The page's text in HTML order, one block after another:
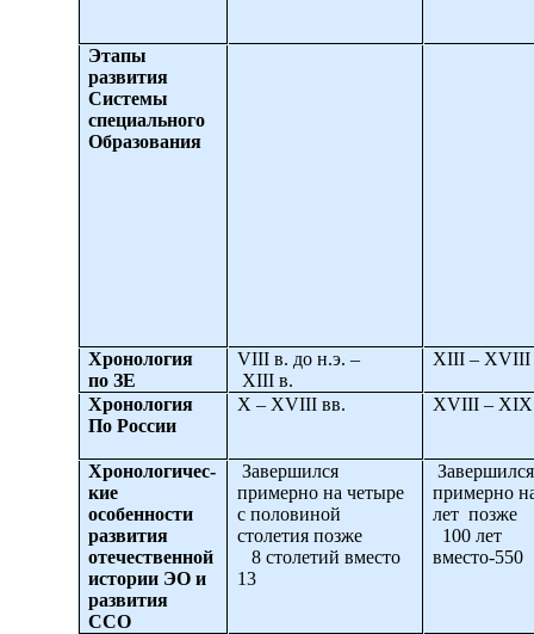
Этапы
развития
Системы
специального
Образования
Хронология
по ЗЕ
VIIIв. до н.э. –
XIIIв.
XIII– XVIII
Хронология
По России
X – XVIIIвв. XVIII– XIX
Хронологичес-
кие
особенности
развития
отечественной
истории ЭО и
развития
ССО
Завершился
примерно на четыре
с половиной
столетия позже
8 столетий вместо
13
Завершился
примерно
лет позже
100 лет
вместо-550